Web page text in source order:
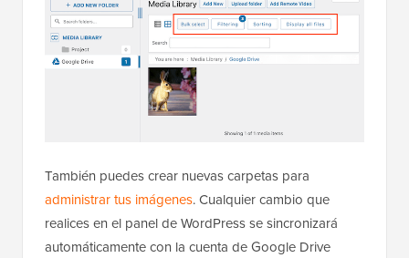
También puedes crear nuevas carpetas para
administrar tus imágenes. Cualquier cambio que
realices en el panel de WordPress se sincronizará
automáticamente con la cuenta de Google Drive